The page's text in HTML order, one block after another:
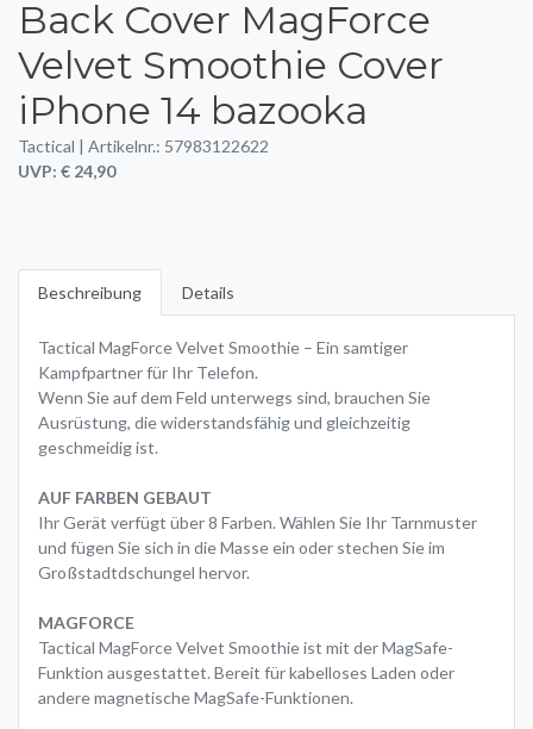
Back Cover MagForce
Velvet Smoothie Cover
iPhone 14 bazooka
Tactical | Artikelnr.: 57983122622
UVP: € 24,90
Beschreibung Details
Tactical MagForce Velvet Smoothie – Ein samtiger
Kampfpartner für Ihr Telefon.
Wenn Sie auf dem Feld unterwegs sind, brauchen Sie
Ausrüstung, die widerstandsfähig und gleichzeitig
geschmeidig ist.
AUF FARBEN GEBAUT
Ihr Gerät verfügt über 8 Farben. Wählen Sie Ihr Tarnmuster
und fügen Sie sich in die Masse ein oder stechen Sie im
Großstadtdschungel hervor.
MAGFORCE
Tactical MagForce Velvet Smoothie ist mit der MagSafe-
Funktion ausgestattet. Bereit für kabelloses Laden oder
andere magnetische MagSafe-Funktionen.